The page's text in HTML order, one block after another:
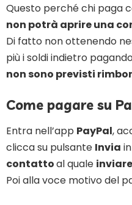
Questo perché chi paga
non potrà aprire una
Di fatto non ottenendo
più i soldi indietro
non sono previsti
Come pagare su
Entra nell’app PayPal,
clicca su pulsante Invia
contattoal quale inviare
Poi alla voce motivo del